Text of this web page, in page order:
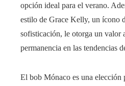
opción ideal para el verano.
estilo de Grace Kelly, un ícono
sofisticación, le otorga un valor
permanencia en las tendencias
El bob Mónaco es una elección